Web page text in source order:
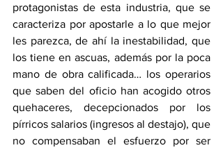
protagonistas de esta industria, que se
caracteriza por apostarle a lo que mejor
les parezca, de ahí la inestabilidad, que
los tiene en ascuas, además por la poca
mano de obra calificada… los operarios
que saben del oficio han acogido otros
quehaceres, decepcionados por los
pírricos salarios (ingresos al destajo), que
no compensaban el esfuerzo por ser